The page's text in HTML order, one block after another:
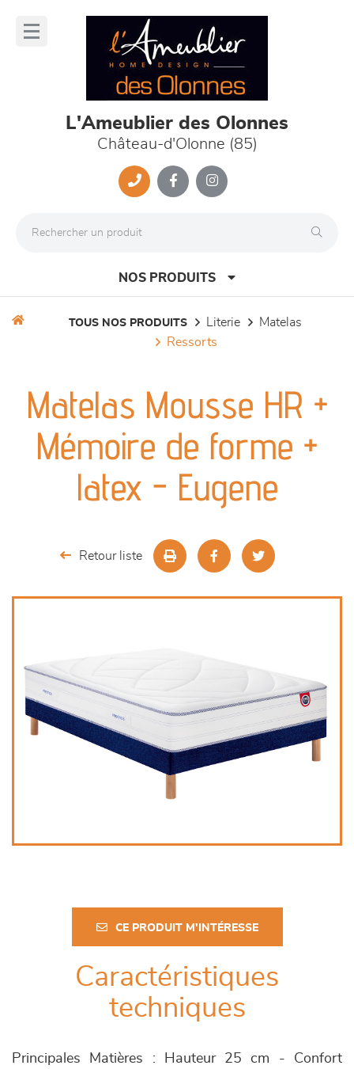
L'Ameublier des Olonnes
Château-d'Olonne (85)
NOS PRODUITS
séjours
meubles de complément
chambres et dressing
TOUS NOS PRODUITS literie
matelas
ressorts
Matelas Mousse HR +
Mémoire de forme +
latex - Eugene
Retour liste
CE PRODUIT M'INTÉRESSE
Caractéristiques
techniques
Principales Matières : Hauteur 25 cm - Confort